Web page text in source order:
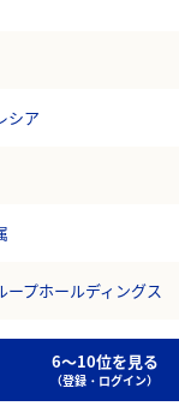
シア
ープホールディングス
6～10位を見る
（登録・ログイン）